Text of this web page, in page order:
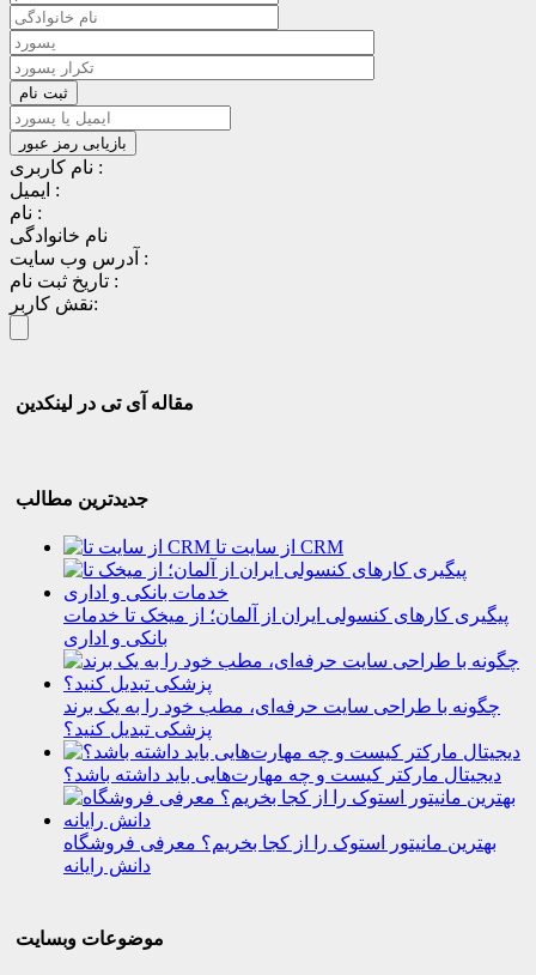
نام کاربری :
ایمیل :
نام :
نام خانوادگی
آدرس وب سایت :
تاریخ ثبت نام :
نقش کاربر:
مقاله آی تی در لینکدین
جدیدترین مطالب
از سایت تا CRM
پیگیری کارهای کنسولی ایران از آلمان؛ از میخک تا خدمات
بانکی و اداری
چگونه با طراحی سایت حرفه‌ای، مطب خود را به یک برند
پزشکی تبدیل کنید؟
دیجیتال مارکتر کیست و چه مهارت‌هایی باید داشته باشد؟
بهترین مانیتور استوک را از کجا بخریم؟ معرفی فروشگاه
دانش رایانه
موضوعات وبسایت